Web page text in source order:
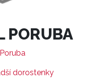
PORUBA
dorostenky